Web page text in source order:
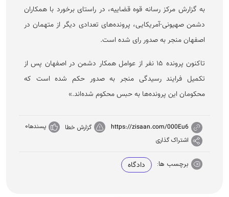
به گزارش مرکز رسانه قوه قضاییه، در راستای برخورد با همکاران
دشمن صهیونی-آمریکایی، پرونده‌های تعدادی دیگر از متهمان در
اصفهان منجر به صدور رای شده است.
تاکنون پرونده ۱۵ نفر از عوامل همکار دشمن در اصفهان پس از
تکمیل فرایند رسیدگی منجر به صدور حکم شده است که
محکومان این پرونده‌ها به حبس محکوم شده‌اند.»
https://zisaan.com/000Eu6 گزارش خطا پسندها0
اشتراک گذاری
برچسب ها: دادگاه